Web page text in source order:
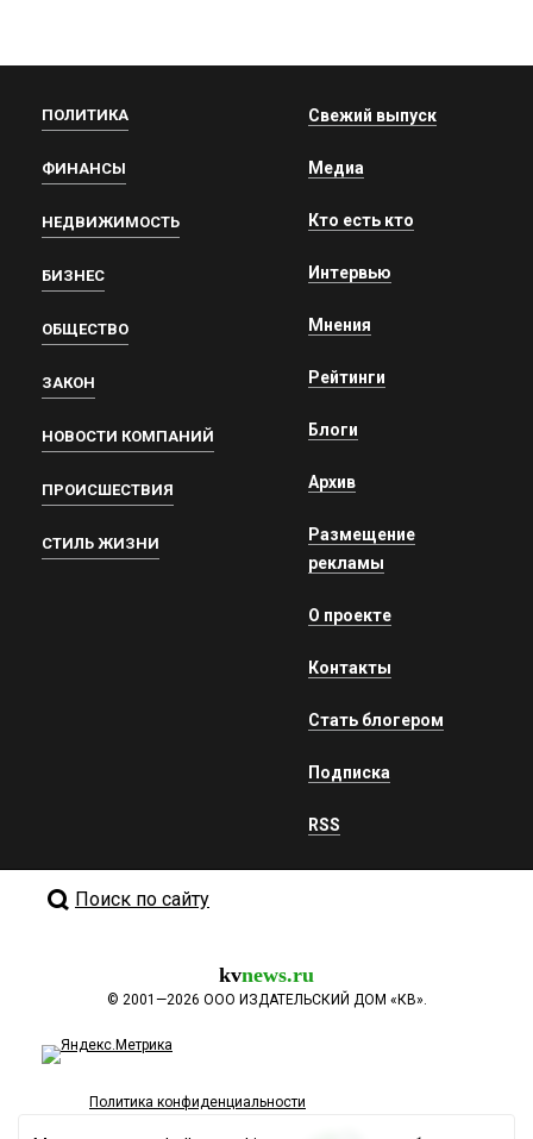
ПОЛИТИКА
ФИНАНСЫ
НЕДВИЖИМОСТЬ
БИЗНЕС
ОБЩЕСТВО
ЗАКОН
НОВОСТИ КОМПАНИЙ
ПРОИСШЕСТВИЯ
СТИЛЬ ЖИЗНИ
Свежий выпуск
Медиа
Кто есть кто
Интервью
Мнения
Рейтинги
Блоги
Архив
Размещение
рекламы
О проекте
Контакты
Стать блогером
Подписка
RSS
Поиск по сайту
kvnews.ru
© 2001—2026 ООО ИЗДАТЕЛЬСКИЙ ДОМ «КВ».
Политика конфиденциальности